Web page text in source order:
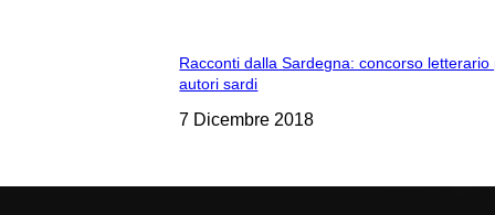
Racconti dalla Sardegna: concorso letterario
autori sardi
7 Dicembre 2018